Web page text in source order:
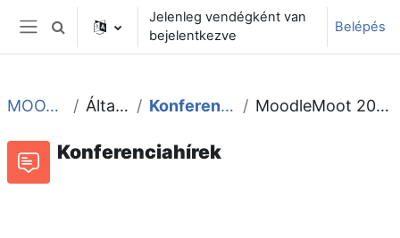
Tovább a fő tartalomhoz
Oldalpanel
Keresési bemeneti adatok váltása
Jelenleg vendégként van
bejelentkezve
Belépés
MOOT2014 Általános Konferenciahírek MoodleMoot 2014 program
Konferenciahírek